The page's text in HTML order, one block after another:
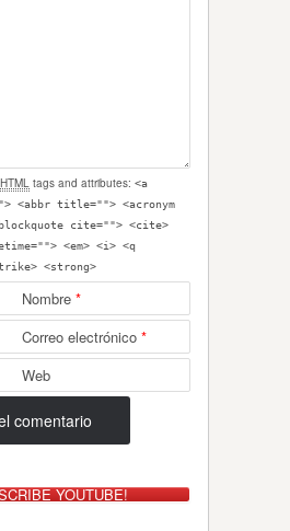
HTML tags and attributes: <a
<abbr title=""> <acronym
cite=""> <cite>
<em> <i> <q
<strong>
Nombre *
Correo electrónico *
Web
YOUTUBE!